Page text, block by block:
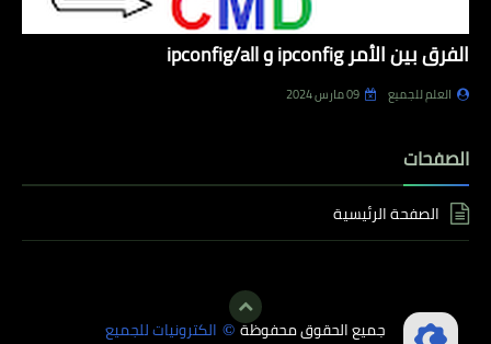
الفرق بين الأمر ipconfig و ipconfig/all
العلم للجميع 09 مارس 2024
الصفحات
الصفحة الرئيسية
جميع الحقوق محفوظة © الكترونيات للجميع